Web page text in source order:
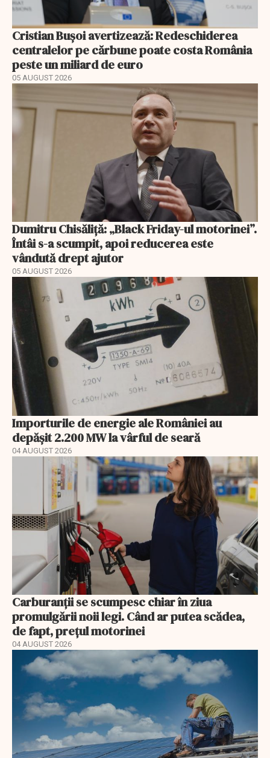
Cristian Bușoi avertizează: Redeschiderea
centralelor pe cărbune poate costa România
peste un miliard de euro
05 AUGUST 2026
Dumitru Chisăliță: „Black Friday-ul motorinei”.
Întâi s-a scumpit, apoi reducerea este
vândută drept ajutor
05 AUGUST 2026
Importurile de energie ale României au
depășit 2.200 MW la vârful de seară
04 AUGUST 2026
Carburanții se scumpesc chiar în ziua
promulgării noii legi. Când ar putea scădea,
de fapt, prețul motorinei
04 AUGUST 2026